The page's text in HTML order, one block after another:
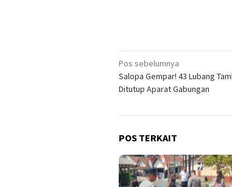
Navigasi
pos
Pos sebelumnya
Salopa Gempar! 43 Lubang
Ditutup Aparat Gabungan
POS TERKAIT